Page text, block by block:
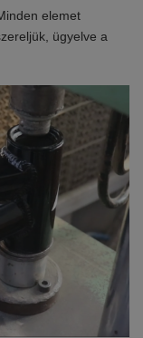
elemet
ügyelve a